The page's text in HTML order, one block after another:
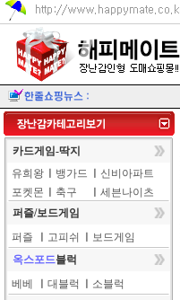
카드게임-딱지
유희왕
뱅가드
신비아파트
포켓몬
축구
세븐나이츠
퍼즐/보드게임
퍼즐
고피쉬
보드게임
옥스포드블럭
베베
대블럭
소블럭